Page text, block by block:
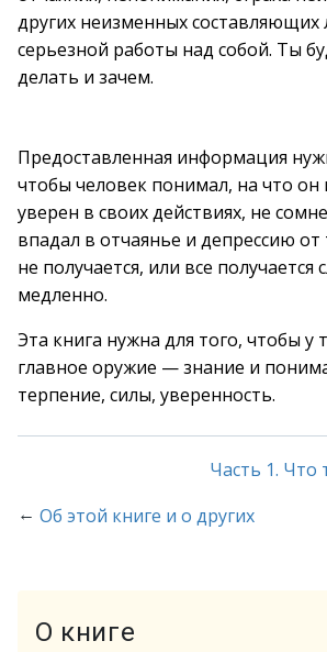
других неизменных
серьезной работы над собой. Ты
делать и зачем.
Предоставленная информация
чтобы человек понимал, на что он
уверен в своих действиях, не
впадал в отчаянье и депрессию от
не получается, или все получается
медленно.
Эта книга нужна для того, чтобы у
главное оружие — знание и
терпение, силы, уверенность.
Часть 1. Что
← Об этой книге и о других
О книге